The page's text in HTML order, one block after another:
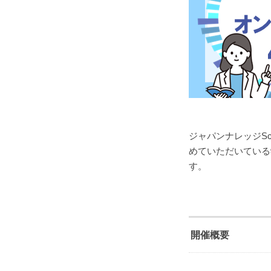
ジャパンナレッジ
めていただいてい
す。
開催概要